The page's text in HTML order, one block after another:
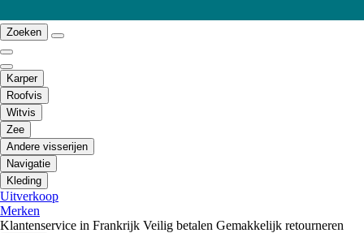
Zoeken
Karper
Roofvis
Witvis
Zee
Andere visserijen
Navigatie
Kleding
Uitverkoop
Merken
Klantenservice in Frankrijk Veilig betalen Gemakkelijk retourneren